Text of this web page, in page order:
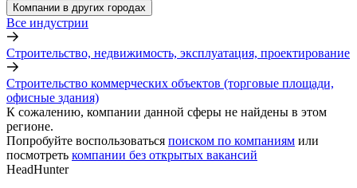
Компании в других городах
Все индустрии
Строительство, недвижимость, эксплуатация, проектирование
Строительство коммерческих объектов (торговые площади,
офисные здания)
К сожалению, компании данной сферы не найдены в этом
регионе.
Попробуйте воспользоваться поиском по компаниям или
посмотреть компании без открытых вакансий
HeadHunter